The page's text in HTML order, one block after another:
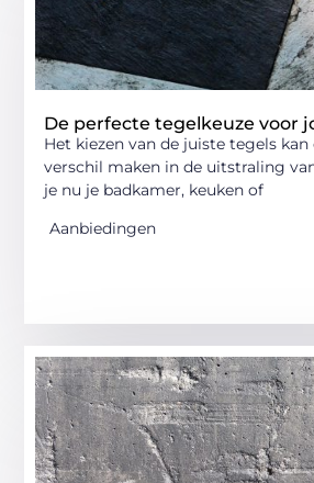
De perfecte tegelkeuze voor
Het kiezen van de juiste tegels kan
verschil maken in de uitstraling
je nu je badkamer, keuken of
Aanbiedingen